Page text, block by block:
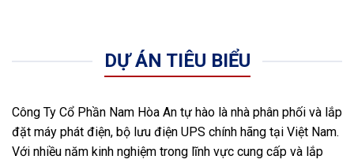
DỰ ÁN TIÊU BIỂU
Công Ty Cổ Phần Nam Hòa An tự hào là nhà phân phối và lắp
đặt máy phát điện, bộ lưu điện UPS chính hãng tại Việt Nam.
Với nhiều năm kinh nghiệm trong lĩnh vực cung cấp và lắp